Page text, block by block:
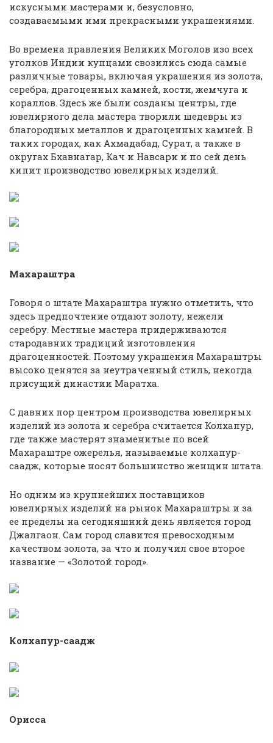
искусными мастерами и, безусловно,
создаваемыми ими прекрасными украшениями.
Во времена правления Великих Моголов изо всех
уголков Индии купцами свозились сюда самые
различные товары, включая украшения из золота,
серебра, драгоценных камней, кости, жемчуга и
кораллов. Здесь же были созданы центры, где
ювелирного дела мастера творили шедевры из
благородных металлов и драгоценных камней. В
таких городах, как Ахмадабад, Сурат, а также в
округах Бхавнагар, Кач и Навсари и по сей день
кипит производство ювелирных изделий.
Махараштра
Говоря о штате Махараштра нужно отметить, что
здесь предпочтение отдают золоту, нежели
серебру. Местные мастера придерживаются
стародавних традиций изготовления
драгоценностей. Поэтому украшения Махараштры
высоко ценятся за неутраченный стиль, некогда
присущий династии Маратха.
С давних пор центром производства ювелирных
изделий из золота и серебра считается Колхапур,
где также мастерят знаменитые по всей
Махараштре ожерелья, называемые колхапур-
саадж, которые носят большинство женщин штата.
Но одним из крупнейших поставщиков
ювелирных изделий на рынок Махараштры и за
ее пределы на сегодняшний день является город
Джалгаон. Сам город славится превосходным
качеством золота, за что и получил свое второе
название — «Золотой город».
Колхапур-саадж
Орисса